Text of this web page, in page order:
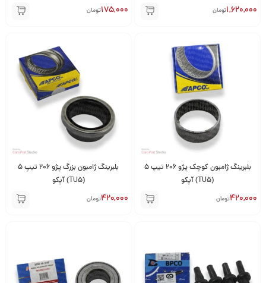
1,620,000تومان 175,000تومان
بلبرینگ ژامبون کوچک پژو 206 تیپ 5
(TU5) آپکو
420,000تومان
بلبرینگ ژامبون بزرگ پژو 206 تیپ 5
(TU5) آپکو
420,000تومان